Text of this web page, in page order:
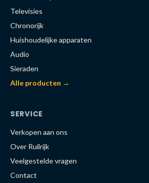
Televisies
Chronorijk
Huishoudelijke apparaten
Audio
Sieraden
Alle producten →
SERVICE
Verkopen aan ons
Over Ruilrijk
Veelgestelde vragen
Contact